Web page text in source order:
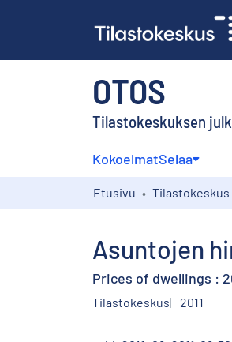
OTOS
Tilastokeskuksen
KokoelmatSelaa
Etusivu Tilastokeskus
Asuntojen
Prices of dwellings :
Tilastokeskus 2011